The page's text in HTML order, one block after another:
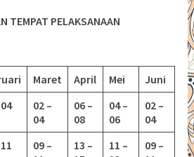
TEMPAT PELAKSANAAN
Maret April Mei
Juni
02 –
04
06 –
08
04 –
06
02 –
04
09 –
13 –
11 –
09 –